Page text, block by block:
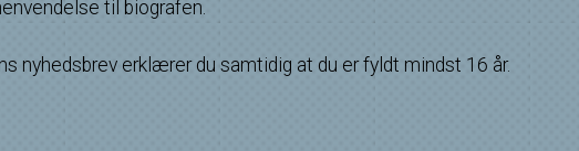
til biografen.
nyhedsbrev erklærer du samtidig at du er fyldt mindst 16 år.